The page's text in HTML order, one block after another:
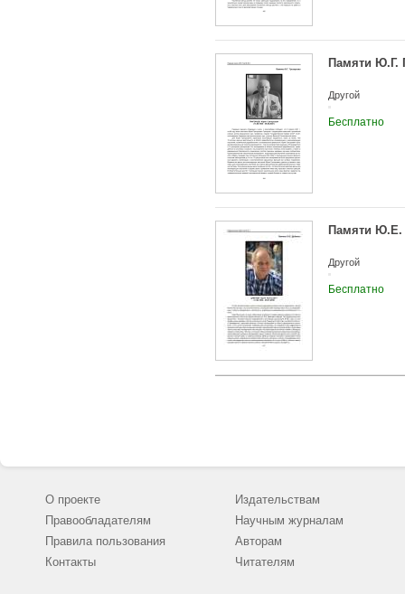
Памяти Ю.Г.
Другой
Бесплатно
Памяти
Другой
Бесплатно
О проекте
Правообладателям
Правила пользования
Контакты
Издательствам
Научным журналам
Авторам
Читателям